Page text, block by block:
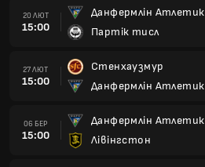
20 ЛЮТ
15:00
Данфермлін Атлетик
Партік тисл
27 ЛЮТ
15:00
Стенхаузмур
Данфермлін Атлетик
06 БЕР
15:00
Данфермлін Атлетик
Лівінгстон